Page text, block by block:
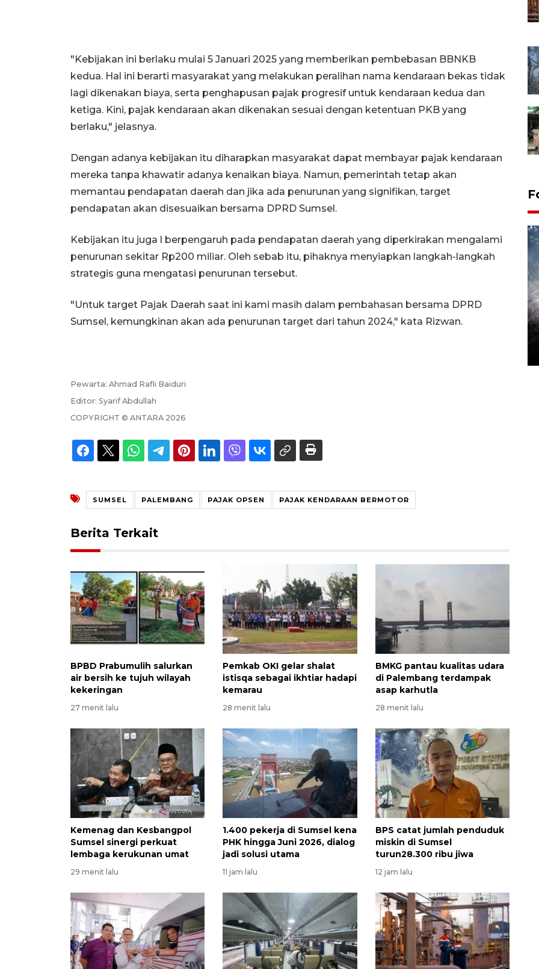
"Kebijakan ini berlaku mulai 5 Januari 2025 yang memberikan pembebasan BBNKB
kedua. Hal ini berarti masyarakat yang melakukan peralihan nama kendaraan bekas tidak
lagi dikenakan biaya, serta penghapusan pajak progresif untuk kendaraan kedua dan
ketiga. Kini, pajak kendaraan akan dikenakan sesuai dengan ketentuan PKB yang
berlaku," jelasnya.
Dengan adanya kebijakan itu diharapkan masyarakat dapat membayar pajak kendaraan
mereka tanpa khawatir adanya kenaikan biaya. Namun, pemerintah tetap akan
memantau pendapatan daerah dan jika ada penurunan yang signifikan, target
pendapatan akan disesuaikan bersama DPRD Sumsel.
Kebijakan itu juga l berpengaruh pada pendapatan daerah yang diperkirakan mengalami
penurunan sekitar Rp200 miliar. Oleh sebab itu, pihaknya menyiapkan langkah-langkah
strategis guna mengatasi penurunan tersebut.
"Untuk target Pajak Daerah saat ini kami masih dalam pembahasan bersama DPRD
Sumsel, kemungkinan akan ada penurunan target dari tahun 2024," kata Rizwan.
Pewarta: Ahmad Rafli Baiduri
Editor: Syarif Abdullah
COPYRIGHT © ANTARA 2026
SUMSEL PALEMBANG PAJAK OPSEN PAJAK KENDARAAN BERMOTOR
Berita Terkait
BPBD Prabumulih salurkan
air bersih ke tujuh wilayah
kekeringan
27 menit lalu
Pemkab OKI gelar shalat
istisqa sebagai ikhtiar hadapi
kemarau
28 menit lalu
BMKG pantau kualitas udara
di Palembang terdampak
asap karhutla
28 menit lalu
Kemenag dan Kesbangpol
Sumsel sinergi perkuat
lembaga kerukunan umat
29 menit lalu
1.400 pekerja di Sumsel kena
PHK hingga Juni 2026, dialog
jadi solusi utama
11 jam lalu
BPS catat jumlah penduduk
miskin di Sumsel
turun28.300 ribu jiwa
12 jam lalu
Alokasi anggaran untuk bibit